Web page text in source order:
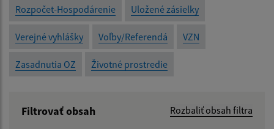
Rozpočet-Hospodárenie Uložené zásielky
Verejné vyhlášky Voľby/Referendá VZN
Zasadnutia OZ Životné prostredie
Filtrovať obsah Rozbaliť obsah filtra